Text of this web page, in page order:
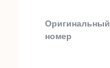
Оригинальный
номер